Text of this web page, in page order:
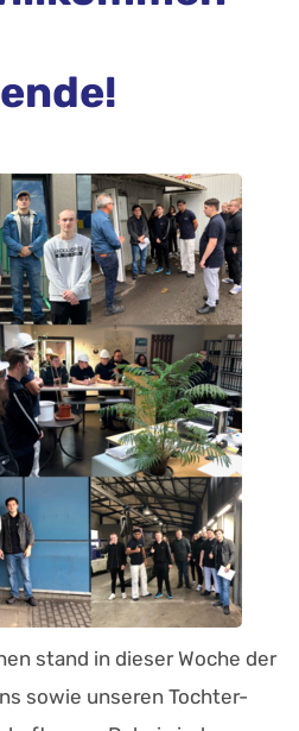
stand in dieser Woche der
sowie unseren Tochter-